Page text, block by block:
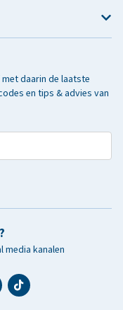
daarin de laatste
en tips & advies van
media kanalen